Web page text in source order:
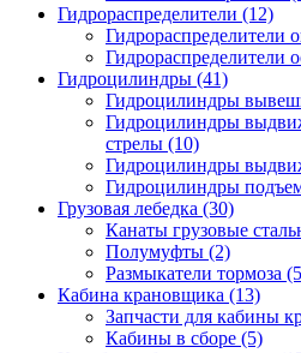
Гидрораспределители (12)
Гидрораспределители
Гидрораспределители
Гидроцилиндры (41)
Гидроцилиндры
Гидроцилиндры
стрелы (10)
Гидроцилиндры
Гидроцилиндры
Грузовая лебедка (30)
Канаты грузовые
Полумуфты (2)
Размыкатели тормоза
Кабина крановщика (13)
Запчасти для кабины
Кабины в сборе (5)